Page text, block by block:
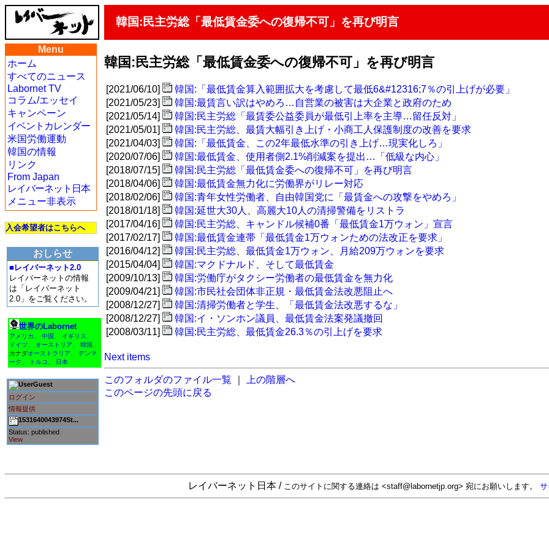
韓国:民主労総「最低賃金委への復帰不可」を再び明言
Menu
ホーム
すべてのニュース
Labornet TV
コラム/エッセイ
キャンペーン
イベントカレンダー
米国労働運動
韓国の情報
リンク
From Japan
レイバーネット日本
メニュー非表示
入会希望者はこちらへ
おしらせ
■レイバーネット2.0
レイバーネットの情報
は「レイバーネット
2.0」をご覧ください。
世界のLabornet
アメリカ 中国 イギリス
ドイツ
オーストリア 韓国
カナダオーストラリア
デンマ
ーク
トルコ 日本
Guest
ログイン
情報提供
1531640043974St...
Status: published
View
韓国:民主労総「最低賃金委への復帰不可」を再び明言
[2021/06/10]
韓国:「最低賃金算入範囲拡大を考慮して最低6&#12316;7％の引上げが必要」
[2021/05/23]
韓国:最賃言い訳はやめろ…自営業の被害は大企業と政府のため
[2021/05/14]
韓国:民主労総「最賃委公益委員が最低引上率を主導…留任反対」
[2021/05/01]
韓国:民主労総、最賃大幅引き上げ・小商工人保護制度の改善を要求
[2021/04/03]
韓国:「最低賃金、この2年最低水準の引き上げ…現実化しろ」
[2020/07/06]
韓国:最低賃金、使用者側2.1%削減案を提出…「低級な内心」
[2018/07/15]
韓国:民主労総「最低賃金委への復帰不可」を再び明言
[2018/04/06]
韓国:最低賃金無力化に労働界がリレー対応
[2018/02/06]
韓国:青年女性労働者、自由韓国党に「最賃金への攻撃をやめろ」
[2018/01/18]
韓国:延世大30人、高麗大10人の清掃警備をリストラ
[2017/04/16]
韓国:民主労総、キャンドル候補0番「最低賃金1万ウォン」宣言
[2017/02/17]
韓国:最低賃金連帯「最低賃金1万ウォンための法改正を要求」
[2016/04/12]
韓国:民主労総、最低賃金1万ウォン、月給209万ウォンを要求
[2015/04/04]
韓国:マクドナルド、そして最低賃金
[2009/10/13]
韓国:労働庁がタクシー労働者の最低賃金を無力化
[2009/04/21]
韓国:市民社会団体非正規・最低賃金法改悪阻止へ
[2008/12/27]
韓国:清掃労働者と学生、「最低賃金法改悪するな」
[2008/12/27]
韓国:イ・ソンホン議員、最低賃金法案発議撤回
[2008/03/11]
韓国:民主労総、最低賃金26.3％の引上げを要求
Next items
このフォルダのファイル一覧
上の階層へ
このページの先頭に戻る
レイバーネット日本 / このサイトに関する連絡は <staff@labornetjp.org> 宛にお願いします。